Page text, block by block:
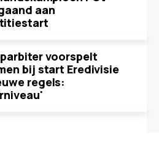
aan
voorspelt
bij start Eredivisie
regels: